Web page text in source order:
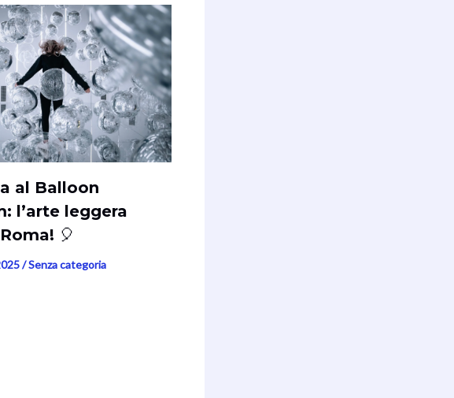
al Balloon
l’arte leggera
🎈
/Senza categoria